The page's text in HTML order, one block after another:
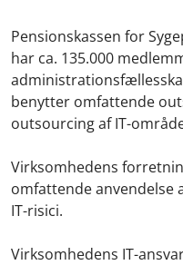
Pensionskassen for
har ca. 135.000
benytter omfattende
outsourcing af IT-
Virksomhedens
omfattende anvendelse
IT-risici.
Virksomhedens IT-